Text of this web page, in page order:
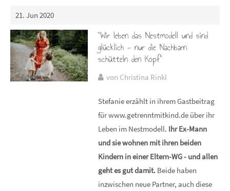
21. Jun 2020
"Wir leben das Nestmodell und sind
glücklich - nur die Nachbarn
schütteln den Kopf"
von Christina Rinkl
Stefanie erzählt in ihrem Gastbeitrag
für www.getrenntmitkind.de über ihr
Leben im Nestmodell. Ihr Ex-Mann
und sie wohnen mit ihren beiden
Kindern in einer Eltern-WG - und allen
geht es gut damit. Beide haben
inzwischen neue Partner, auch diese